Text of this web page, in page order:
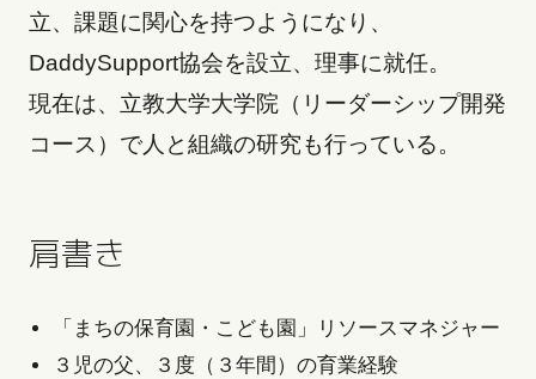
立、課題に関心を持つようになり、
DaddySupport協会を設立、理事に就任。
現在は、立教大学大学院（リーダーシップ開発
コース）で人と組織の研究も行っている。
肩書き
「まちの保育園・こども園」リソースマネジャー
３児の父、３度（３年間）の育業経験